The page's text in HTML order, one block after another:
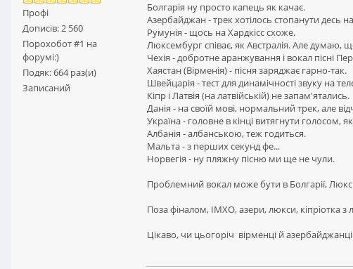
Профі
Дописів: 2 560
Порохобот #1 на
форумі:)
Подяк: 664 раз(и)
Записаний
Болгарія ну просто капець як качає.
Азербайджан - трек хотілось стопанути десь
Румунія - щось на Хардкісс схоже.
Люксембург співає, як Австралія. Але думаю,
Чехія - добротне аранжування і вокал пісні
Хаястан (Вірменія) - пісня заряджає гарно-так.
Швейцарія - тест для динамічності звуку на
Кіпр і Латвія (на латвійській) не запам'ятались.
Данія - на своїй мові, нормальний трек, але
Україна - головне в кінці витягнути голосом,
Албанія - албанською, теж годиться.
Мальта - з перших секунд фе...
Норвегія - ну пляжну пісню ми ще не чули.
Проблемний вокал може бути в Болгарії,
Поза фіналом, ІМХО, азери, люкси, кіпріотка з
Цікаво, чи цьогоріч вірменці й